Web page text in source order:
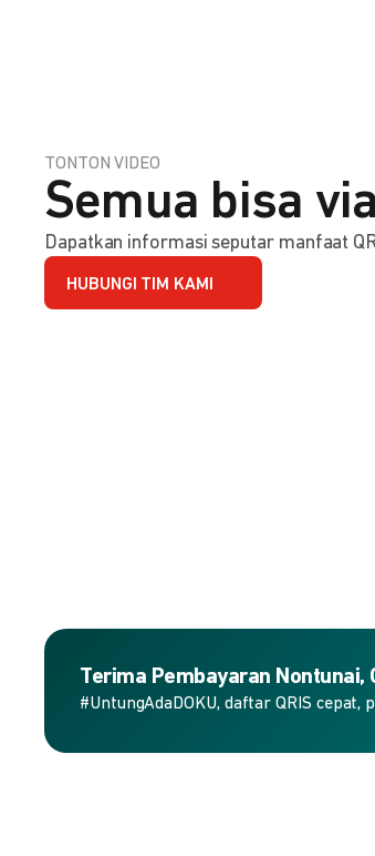
TONTON VIDEO
Semua bisa
Dapatkan informasi seputar manfaat
HUBUNGI TIM KAMI
Terima Pembayaran Nontunai,
#UntungAdaDOKU, daftar QRIS